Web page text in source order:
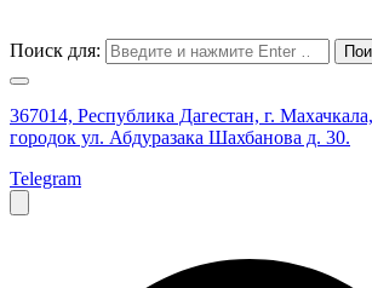
Поиск для:
367014, Республика Дагестан, г.
городок ул. Абдуразака Шахбанова д. 30.
Telegram